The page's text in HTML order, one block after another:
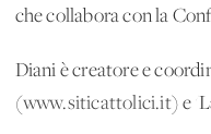
che collabora con la
Diani è creatore e
(www.siticattolici.it) e